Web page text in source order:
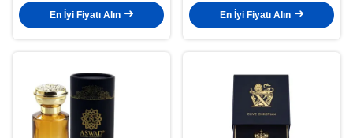
En İyi Fiyatı Alın
En İyi Fiyatı Alın